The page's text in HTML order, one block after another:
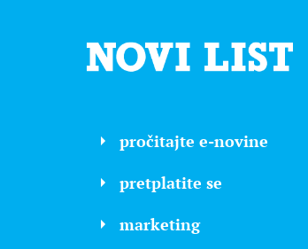
pročitajte e-novine
pretplatite se
marketing